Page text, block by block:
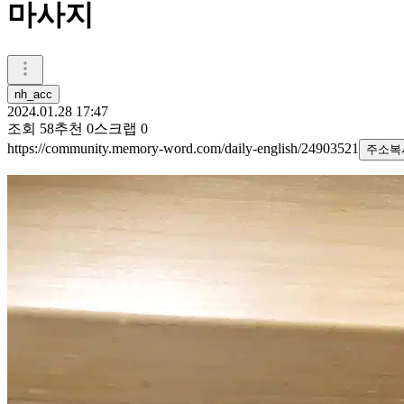
마사지
nh_acc
2024.01.28 17:47
조회 58추천 0스크랩 0
https://community.memory-word.com/daily-english/24903521
주소복